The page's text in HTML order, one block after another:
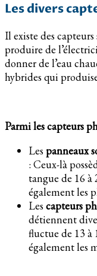
Les divers
Il existe des
produire de
donner de l’eau
hybrides qui
Parmi les capteurs
Les panneaux
: Ceux-là
tangue de 16 à
également les
Les capteurs
détiennent
fluctue de 13 à
également les